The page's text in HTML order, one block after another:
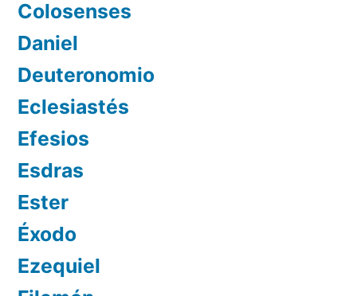
Colosenses
Daniel
Deuteronomio
Eclesiastés
Efesios
Esdras
Ester
Éxodo
Ezequiel